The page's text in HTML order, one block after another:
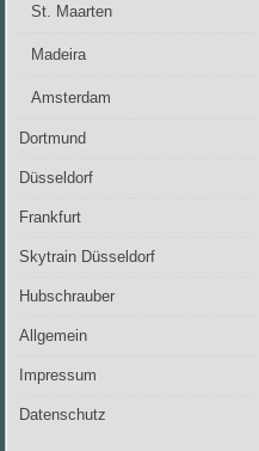
St. Maarten
Madeira
Amsterdam
Dortmund
Düsseldorf
Frankfurt
Skytrain Düsseldorf
Hubschrauber
Allgemein
Impressum
Datenschutz